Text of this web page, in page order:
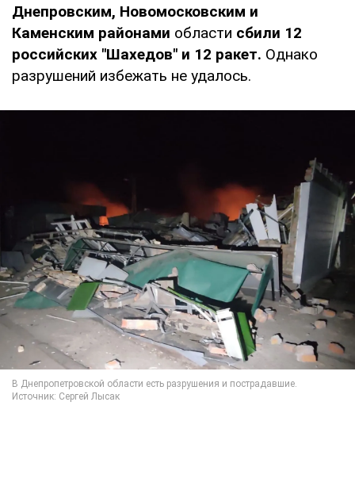
Днепровским, Новомосковским и
Каменским районами области сбили 12
российских "Шахедов" и 12 ракет. Однако
разрушений избежать не удалось.